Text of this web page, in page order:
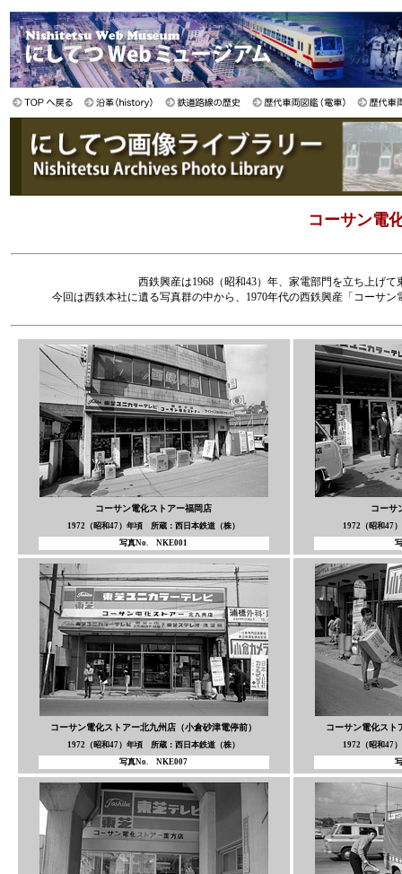
コーサン電
西鉄興産は1968（昭和43）年、家電部門を立ち上げ
今回は西鉄本社に遺る写真群の中から、1970年代の西鉄興産「コーサ
コーサン電化ストアー福岡店
1972（昭和47）年頃 所蔵：西日本鉄道（株）
写真No. NKE001
コーサ
1972（昭和47
コーサン電化ストアー北九州店（小倉砂津電停前）
1972（昭和47）年頃 所蔵：西日本鉄道（株）
写真No. NKE007
コーサン電化スト
1972（昭和47